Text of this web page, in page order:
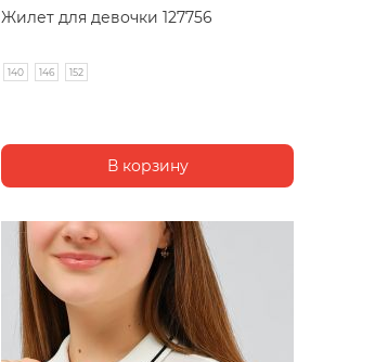
Жилет для девочки 127756
140 146 152